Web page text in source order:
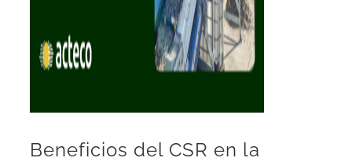
Beneficios del CSR en la